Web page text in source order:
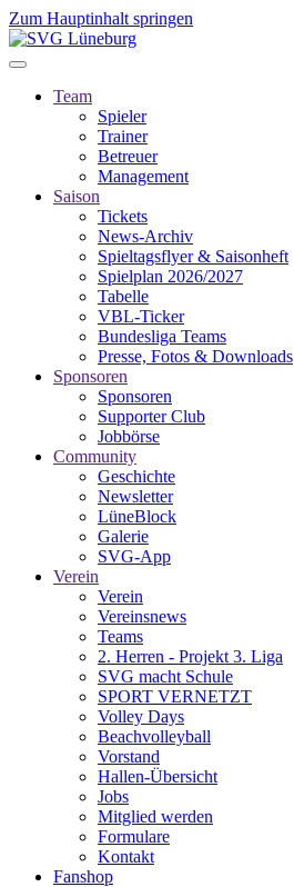
Zum Hauptinhalt springen
Team
Spieler
Trainer
Betreuer
Management
Saison
Tickets
News-Archiv
Spieltagsflyer & Saisonheft
Spielplan 2026/2027
Tabelle
VBL-Ticker
Bundesliga Teams
Presse, Fotos & Downloads
Sponsoren
Sponsoren
Supporter Club
Jobbörse
Community
Geschichte
Newsletter
LüneBlock
Galerie
SVG-App
Verein
Verein
Vereinsnews
Teams
2. Herren - Projekt 3. Liga
SVG macht Schule
SPORT VERNETZT
Volley Days
Beachvolleyball
Vorstand
Hallen-Übersicht
Jobs
Mitglied werden
Formulare
Kontakt
Fanshop